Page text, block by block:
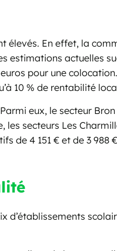
élevés. En effet, la
estimations actuelles
pour une
10 % de rentabilité
eux, le secteur
les secteurs Les
de 4 151 € et de 3 988
d’établissements